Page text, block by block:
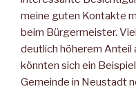
meine guten Kontakte
beim Bürgermeister.
deutlich höherem Anteil
könnten sich ein
Gemeinde in Neustadt